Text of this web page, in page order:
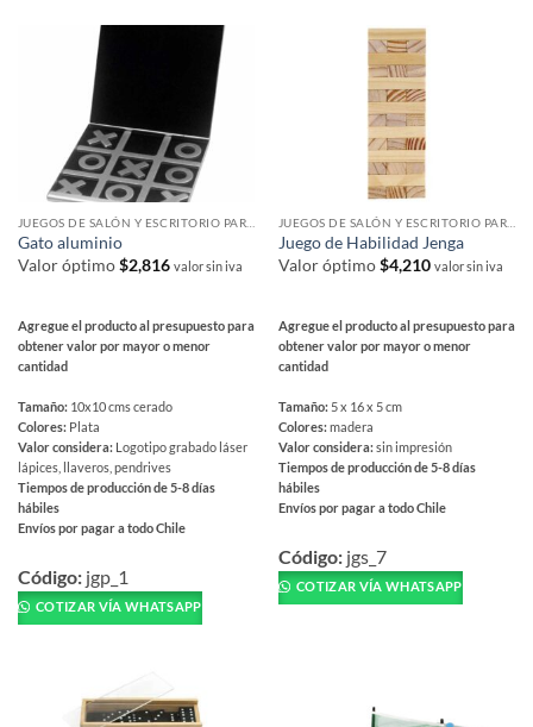
producto
de
producto
Gato aluminio
Valor óptimo$2,816 valor sin iva
Agregue el producto al presupuesto para
obtener valor por mayor o menor
cantidad
Tamaño: 10x10 cms cerado
Colores: Plata
Valor considera: Logotipo grabado láser
lápices, llaveros, pendrives
Tiempos de producción de 5-8 días
hábiles
Envíos por pagar a todo Chile
producto
tiene
múltiples
opciones
Código: jgp_1
COTIZAR VÍA WHATSAPP
Juego de Habilidad Jenga
Valor óptimo$4,210 valor sin iva
Agregue el producto al presupuesto para
obtener valor por mayor o menor
cantidad
Tamaño: 5 x 16 x 5 cm
Colores:madera
Valor considera:sin impresión
Tiempos de producción de 5-8 días
hábiles
Envíos por pagar a todo Chile
producto
tiene
múltiples
Código: jgs_7
COTIZAR VÍA WHATSAPP